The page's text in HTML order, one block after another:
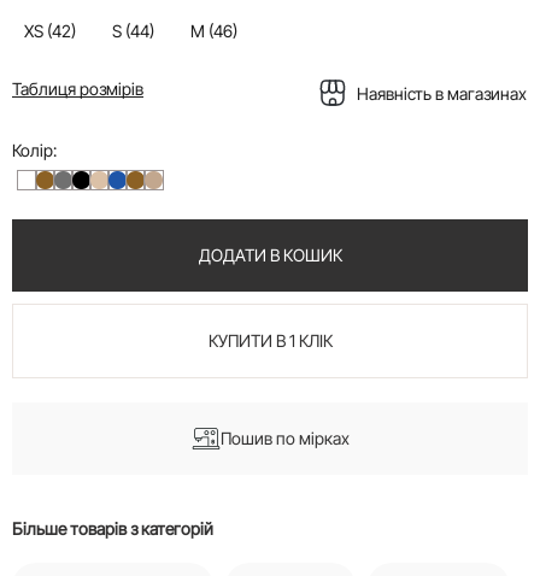
XS (42) S (44) M (46)
Таблиця розмірів Наявність в магазинах
Колір:
ДОДАТИ В КОШИК
КУПИТИ В 1 КЛІК
Пошив по мірках
Більше товарів з категорій